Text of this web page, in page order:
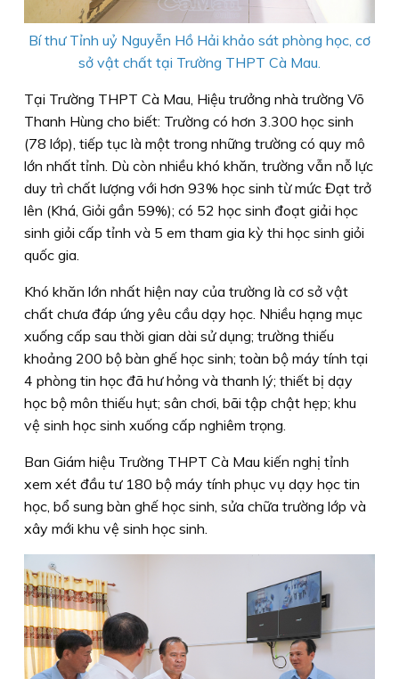
Bí thư Tỉnh uỷ Nguyễn Hồ Hải khảo sát phòng học, cơ
sở vật chất tại Trường THPT Cà Mau.
Tại Trường THPT Cà Mau, Hiệu trưởng nhà trường Võ
Thanh Hùng cho biết: Trường có hơn 3.300 học sinh
(78 lớp), tiếp tục là một trong những trường có quy mô
lớn nhất tỉnh. Dù còn nhiều khó khăn, trường vẫn nỗ lực
duy trì chất lượng với hơn 93% học sinh từ mức Đạt trở
lên (Khá, Giỏi gần 59%); có 52 học sinh đoạt giải học
sinh giỏi cấp tỉnh và 5 em tham gia kỳ thi học sinh giỏi
quốc gia.
Khó khăn lớn nhất hiện nay của trường là cơ sở vật
chất chưa đáp ứng yêu cầu dạy học. Nhiều hạng mục
xuống cấp sau thời gian dài sử dụng; trường thiếu
khoảng 200 bộ bàn ghế học sinh; toàn bộ máy tính tại
4 phòng tin học đã hư hỏng và thanh lý; thiết bị dạy
học bộ môn thiếu hụt; sân chơi, bãi tập chật hẹp; khu
vệ sinh học sinh xuống cấp nghiêm trọng.
Ban Giám hiệu Trường THPT Cà Mau kiến nghị tỉnh
xem xét đầu tư 180 bộ máy tính phục vụ dạy học tin
học, bổ sung bàn ghế học sinh, sửa chữa trường lớp và
xây mới khu vệ sinh học sinh.